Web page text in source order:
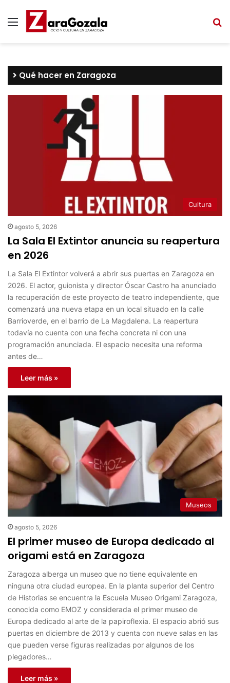
Menú
Qué hacer en Zaragoza
Cultura
agosto 5, 2026
La Sala El Extintor anuncia su reapertura
en 2026
La Sala El Extintor volverá a abrir sus puertas en Zaragoza en
2026. El actor, guionista y director Óscar Castro ha anunciado
la recuperación de este proyecto de teatro independiente, que
comenzará una nueva etapa en un local situado en la calle
Barrioverde, en el barrio de La Magdalena. La reapertura
todavía no cuenta con una fecha concreta ni con una
programación anunciada. El espacio necesita una reforma
antes de…
Leer más »
Museos
agosto 5, 2026
El primer museo de Europa dedicado al
origami está en Zaragoza
Zaragoza alberga un museo que no tiene equivalente en
ninguna otra ciudad europea. En la planta superior del Centro
de Historias se encuentra la Escuela Museo Origami Zaragoza,
conocida como EMOZ y considerada el primer museo de
Europa dedicado al arte de la papiroflexia. El espacio abrió sus
puertas en diciembre de 2013 y cuenta con nueve salas en las
que pueden verse figuras realizadas por algunos de los
plegadores…
Leer más »